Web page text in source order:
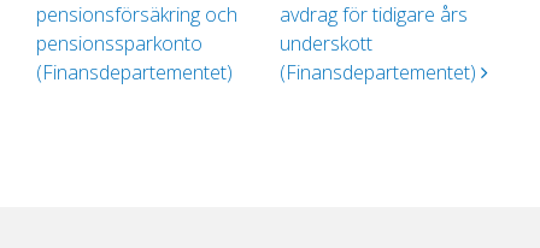
pensionsförsäkring och
pensionssparkonto
(Finansdepartementet)
avdrag för tidigare års
underskott
(Finansdepartementet)